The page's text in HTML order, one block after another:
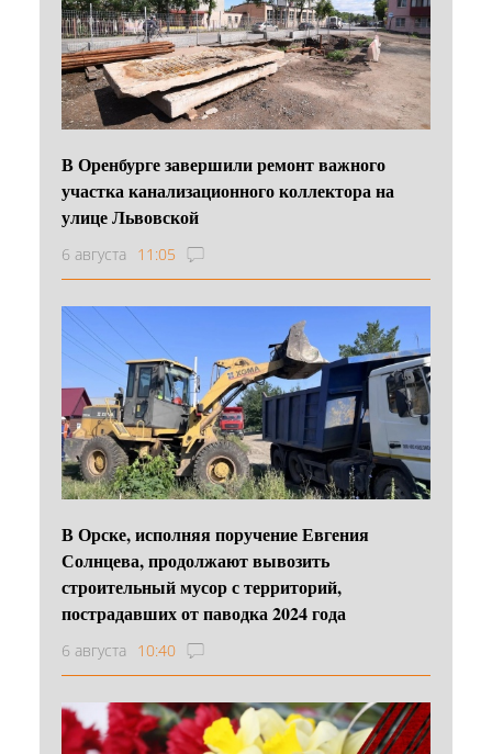
В Оренбурге завершили ремонт важного
участка канализационного коллектора на
улице Львовской
6 августа 11:05
В Орске, исполняя поручение Евгения
Солнцева, продолжают вывозить
строительный мусор с территорий,
пострадавших от паводка 2024 года
6 августа 10:40